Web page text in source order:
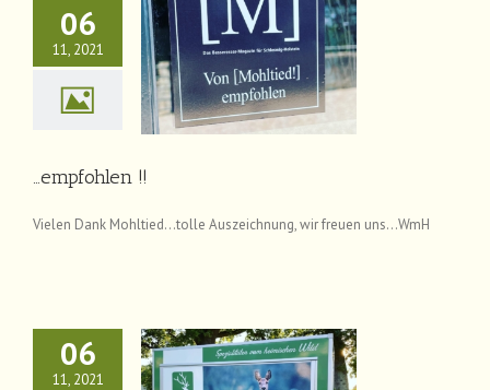
06
11, 2021
…empfohlen !!
Vielen Dank Mohltied…tolle Auszeichnung, wir freuen uns…WmH
06
11, 2021